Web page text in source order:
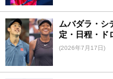
ムバダラ・シ
定・日程・ド
(2026年7月17日)